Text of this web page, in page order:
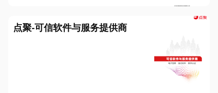
点聚-可信软件与服务提供商